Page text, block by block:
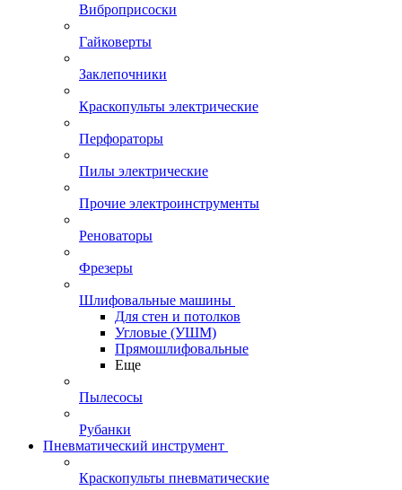
Виброприсоски
Гайковерты
Заклепочники
Краскопульты электрические
Перфораторы
Пилы электрические
Прочие электроинструменты
Реноваторы
Фрезеры
Шлифовальные машины
Для стен и потолков
Угловые (УШМ)
Прямошлифовальные
Еще
Пылесосы
Рубанки
Пневматический инструмент
Краскопульты пневматические